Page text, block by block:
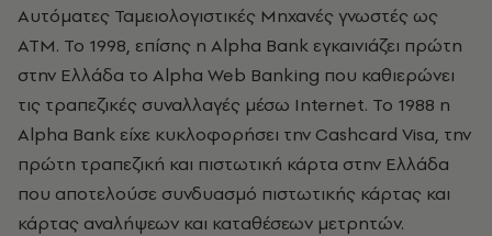
Αυτόματες Ταμειολογιστικές Μηχανές γνωστές ως
ATM. Το 1998, επίσης η Alpha Bank εγκαινιάζει πρώτη
στην Ελλάδα το Alpha Web Banking που καθιερώνει
τις τραπεζικές συναλλαγές μέσω Internet. Το 1988 η
Alpha Bank είχε κυκλοφορήσει την Cashcard Visa, την
πρώτη τραπεζική και πιστωτική κάρτα στην Ελλάδα
που αποτελούσε συνδυασμό πιστωτικής κάρτας και
κάρτας αναλήψεων και καταθέσεων μετρητών.